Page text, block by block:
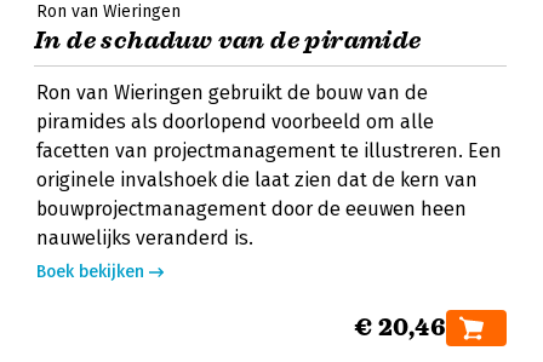
Ron van Wieringen
In de schaduw van de piramide
Ron van Wieringen gebruikt de bouw van de
piramides als doorlopend voorbeeld om alle
facetten van projectmanagement te illustreren. Een
originele invalshoek die laat zien dat de kern van
bouwprojectmanagement door de eeuwen heen
nauwelijks veranderd is.
Boek bekijken
€ 20,46